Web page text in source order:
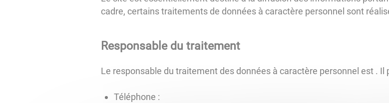
cadre, certains traitements de données à caractère personnel sont
Responsable du traitement
Le responsable du traitement des données à caractère personnel est . Il
Téléphone :